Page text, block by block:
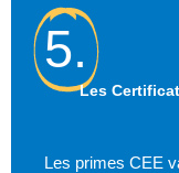
5.
Les
Les primes CEE